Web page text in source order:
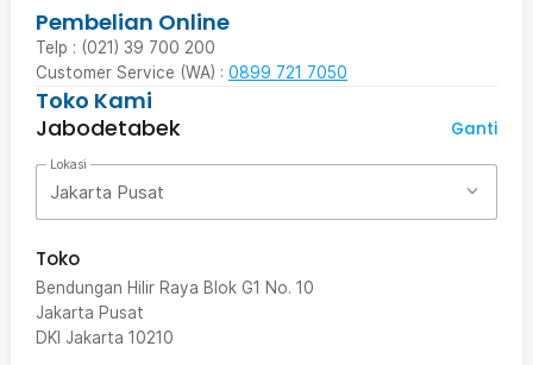
Pembelian Online
Telp : (021) 39 700 200
Customer Service (WA) : 0899 721 7050
Toko Kami
Jabodetabek
Ganti
Lokasi
Jakarta Pusat
Toko
Bendungan Hilir Raya Blok G1 No. 10
Jakarta Pusat
DKI Jakarta 10210